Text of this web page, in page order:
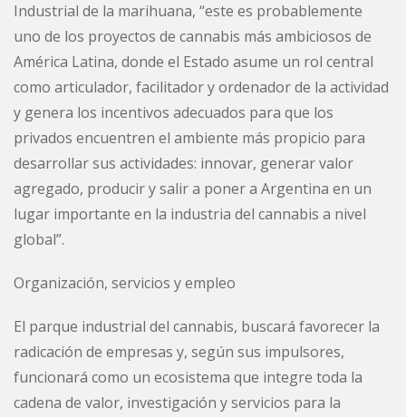
Industrial de la marihuana, “este es probablemente
uno de los proyectos de cannabis más ambiciosos de
América Latina, donde el Estado asume un rol central
como articulador, facilitador y ordenador de la actividad
y genera los incentivos adecuados para que los
privados encuentren el ambiente más propicio para
desarrollar sus actividades: innovar, generar valor
agregado, producir y salir a poner a Argentina en un
lugar importante en la industria del cannabis a nivel
global”.
Organización, servicios y empleo
El parque industrial del cannabis, buscará favorecer la
radicación de empresas y, según sus impulsores,
funcionará como un ecosistema que integre toda la
cadena de valor, investigación y servicios para la